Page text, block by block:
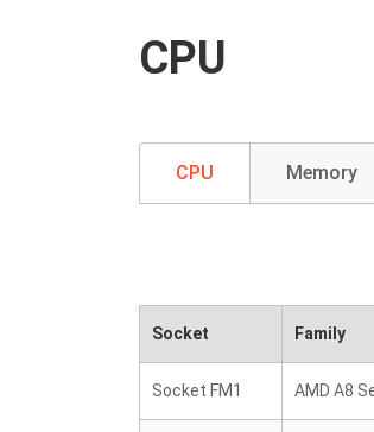
CPU
CPU Memory
Socket Family
Socket FM1 AMD A8